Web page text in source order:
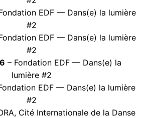
EDF — Dans(e) la lumière
#2
EDF — Dans(e) la lumière
#2
– Fondation EDF — Dans(e) la
lumière #2
EDF — Dans(e) la lumière
#2
Cité Internationale de la Danse